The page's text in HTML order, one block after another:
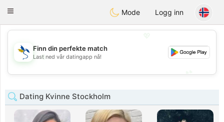
SvenskaDating
Toggle
Mode Logg inn
💖
💕
Finn din perfekte match
Last ned vår datingapp nå!
Dating Kvinne Stockholm